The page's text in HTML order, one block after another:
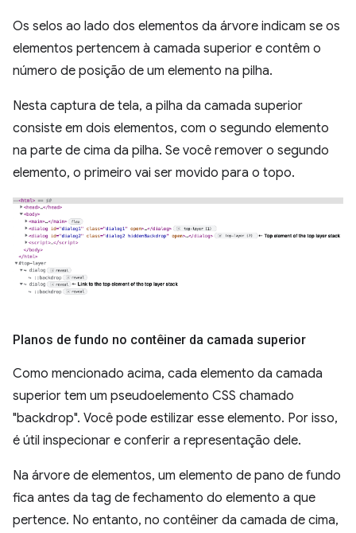
Os selos ao lado dos elementos da árvore indicam se os
elementos pertencem à camada superior e contêm o
número de posição de um elemento na pilha.
Nesta captura de tela, a pilha da camada superior
consiste em dois elementos, com o segundo elemento
na parte de cima da pilha. Se você remover o segundo
elemento, o primeiro vai ser movido para o topo.
Planos de fundo no contêiner da camada superior
Como mencionado acima, cada elemento da camada
superior tem um pseudoelemento CSS chamado
"backdrop". Você pode estilizar esse elemento. Por isso,
é útil inspecionar e conferir a representação dele.
Na árvore de elementos, um elemento de pano de fundo
fica antes da tag de fechamento do elemento a que
pertence. No entanto, no contêiner da camada de cima,